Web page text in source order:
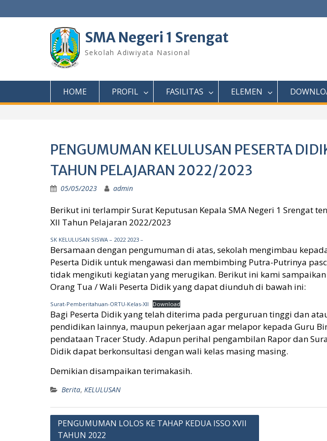
to
SMA Negeri 1 Srengat
Sekolah Adiwiyata Nasional
HOME PROFIL FASILITAS ELEMEN
PENGUMUMAN KELULUSAN PESERTA
TAHUN PELAJARAN 2022/2023
05/05/2023 admin
Berikut ini terlampir Surat Keputusan Kepala SMA Negeri 1 Srengat
XII Tahun Pelajaran 2022/2023
SK KELULUSAN SISWA – 2022 2023 –
Bersamaan dengan pengumuman di atas, sekolah mengimbau
Peserta Didik untuk mengawasi dan membimbing Putra-Putrinya
tidak mengikuti kegiatan yang merugikan. Berikut ini kami
Orang Tua / Wali Peserta Didik yang dapat diunduh di bawah ini:
Surat-Pemberitahuan-ORTU-Kelas-XII Download
Bagi Peserta Didik yang telah diterima pada perguruan tinggi dan
pendidikan lainnya, maupun pekerjaan agar melapor kepada Guru
pendataan Tracer Study. Adapun perihal pengambilan Rapor dan
Didik dapat berkonsultasi dengan wali kelas masing masing.
Demikian disampaikan terimakasih.
Berita, KELULUSAN
Post
navigation
PENGUMUMAN LOLOS KE TAHAP KEDUA ISSO XVII
TAHUN 2022